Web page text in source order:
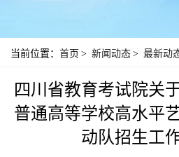
当前位置： 首页 > 新闻动态 > 最新动
四川省教育考试院关
普通高等学校高水平
动队招生工